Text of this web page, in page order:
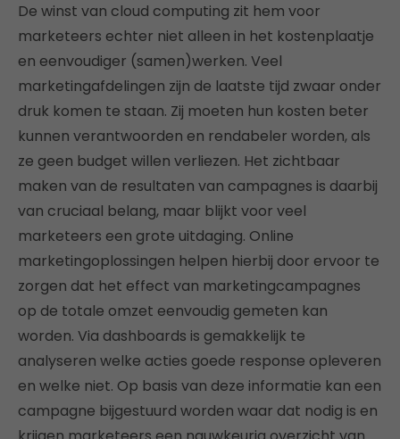
De winst van cloud computing zit hem voor
marketeers echter niet alleen in het kostenplaatje
en eenvoudiger (samen)werken. Veel
marketingafdelingen zijn de laatste tijd zwaar onder
druk komen te staan. Zij moeten hun kosten beter
kunnen verantwoorden en rendabeler worden, als
ze geen budget willen verliezen. Het zichtbaar
maken van de resultaten van campagnes is daarbij
van cruciaal belang, maar blijkt voor veel
marketeers een grote uitdaging. Online
marketingoplossingen helpen hierbij door ervoor te
zorgen dat het effect van marketingcampagnes
op de totale omzet eenvoudig gemeten kan
worden. Via dashboards is gemakkelijk te
analyseren welke acties goede response opleveren
en welke niet. Op basis van deze informatie kan een
campagne bijgestuurd worden waar dat nodig is en